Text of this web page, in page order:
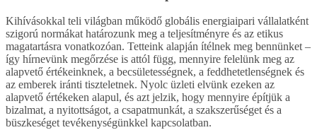
Kihívásokkal teli világban működő globális energiaipari vállalatként
szigorú normákat határozunk meg a teljesítményre és az etikus
magatartásra vonatkozóan. Tetteink alapján ítélnek meg bennünket –
így hírnevünk megőrzése is attól függ, mennyire felelünk meg az
alapvető értékeinknek, a becsületességnek, a feddhetetlenségnek és
az emberek iránti tiszteletnek. Nyolc üzleti elvünk ezeken az
alapvető értékeken alapul, és azt jelzik, hogy mennyire építjük a
bizalmat, a nyitottságot, a csapatmunkát, a szakszerűséget és a
büszkeséget tevékenységünkkel kapcsolatban.